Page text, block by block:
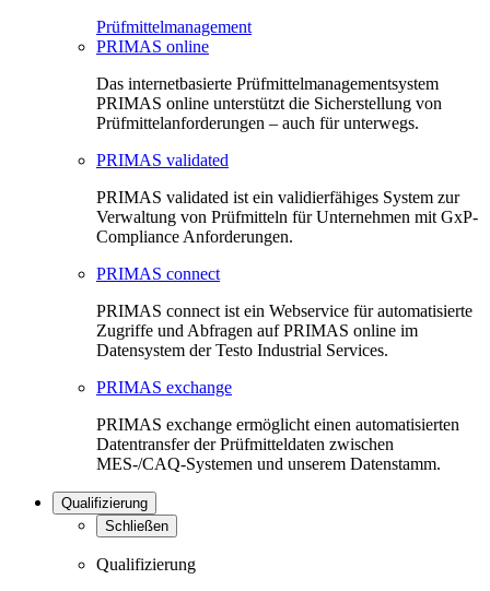
Prüfmittelmanagement
PRIMAS online
Das internetbasierte Prüfmittelmanagementsystem
PRIMAS online unterstützt die Sicherstellung von
Prüfmittelanforderungen – auch für unterwegs.
PRIMAS validated
PRIMAS validated ist ein validierfähiges System zur
Verwaltung von Prüfmitteln für Unternehmen mit GxP-
Compliance Anforderungen.
PRIMAS connect
PRIMAS connect ist ein Webservice für automatisierte
Zugriffe und Abfragen auf PRIMAS online im
Datensystem der Testo Industrial Services.
PRIMAS exchange
PRIMAS exchange ermöglicht einen automatisierten
Datentransfer der Prüfmitteldaten zwischen
MES-/CAQ-Systemen und unserem Datenstamm.
Qualifizierung
Schließen
Qualifizierung